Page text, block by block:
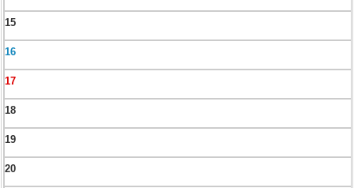
15
16
17
18
19
20